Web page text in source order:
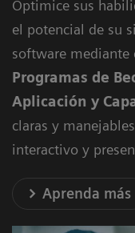
Optimice sus
el potencial de su
software mediante
Programas de
Aplicación y
claras y
interactivo y
Aprenda más